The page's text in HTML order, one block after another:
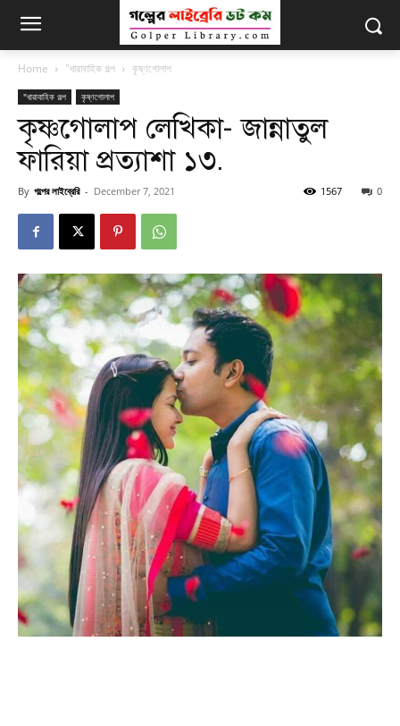
Home "ধারাবাহিক গল্প কৃষ্ণগোলাপ
"ধারাবাহিক গল্প কৃষ্ণগোলাপ
কৃষ্ণগোলাপ লেখিকা- জান্নাতুল
ফারিয়া প্রত্যাশা ১৩.
By গল্পের লাইব্রেরি - December 7, 2021 0
1567